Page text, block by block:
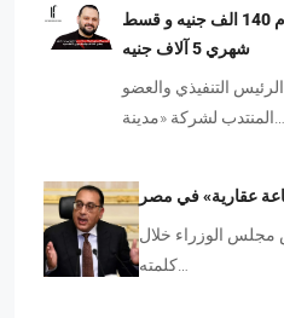
نعلن عن طرح شقق بمقدم 140 الف جنيه و قسط
شهري 5 آلاف جنيه
التنفيذي والعضو
عقارية» في مصر
الوزراء خلال